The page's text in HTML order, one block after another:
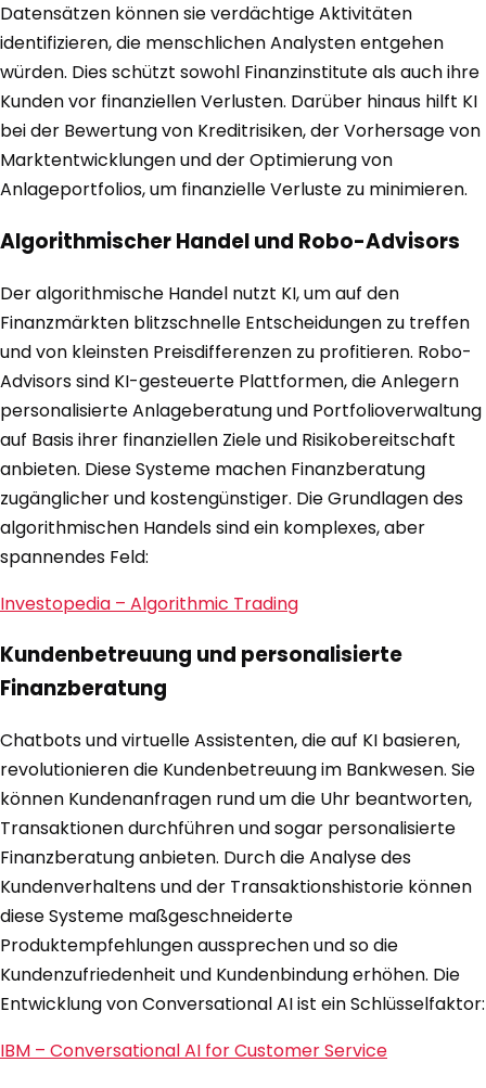
Datensätzen können sie verdächtige Aktivitäten
identifizieren, die menschlichen Analysten entgehen
würden. Dies schützt sowohl Finanzinstitute als auch ihre
Kunden vor finanziellen Verlusten. Darüber hinaus hilft KI
bei der Bewertung von Kreditrisiken, der Vorhersage von
Marktentwicklungen und der Optimierung von
Anlageportfolios, um finanzielle Verluste zu minimieren.
Algorithmischer Handel und Robo-Advisors
Der algorithmische Handel nutzt KI, um auf den
Finanzmärkten blitzschnelle Entscheidungen zu treffen
und von kleinsten Preisdifferenzen zu profitieren. Robo-
Advisors sind KI-gesteuerte Plattformen, die Anlegern
personalisierte Anlageberatung und Portfolioverwaltung
auf Basis ihrer finanziellen Ziele und Risikobereitschaft
anbieten. Diese Systeme machen Finanzberatung
zugänglicher und kostengünstiger. Die Grundlagen des
algorithmischen Handels sind ein komplexes, aber
spannendes Feld:
Investopedia – Algorithmic Trading
Kundenbetreuung und personalisierte
Finanzberatung
Chatbots und virtuelle Assistenten, die auf KI basieren,
revolutionieren die Kundenbetreuung im Bankwesen. Sie
können Kundenanfragen rund um die Uhr beantworten,
Transaktionen durchführen und sogar personalisierte
Finanzberatung anbieten. Durch die Analyse des
Kundenverhaltens und der Transaktionshistorie können
diese Systeme maßgeschneiderte
Produktempfehlungen aussprechen und so die
Kundenzufriedenheit und Kundenbindung erhöhen. Die
Entwicklung von Conversational AI ist ein Schlüsselfaktor:
IBM – Conversational AI for Customer Service